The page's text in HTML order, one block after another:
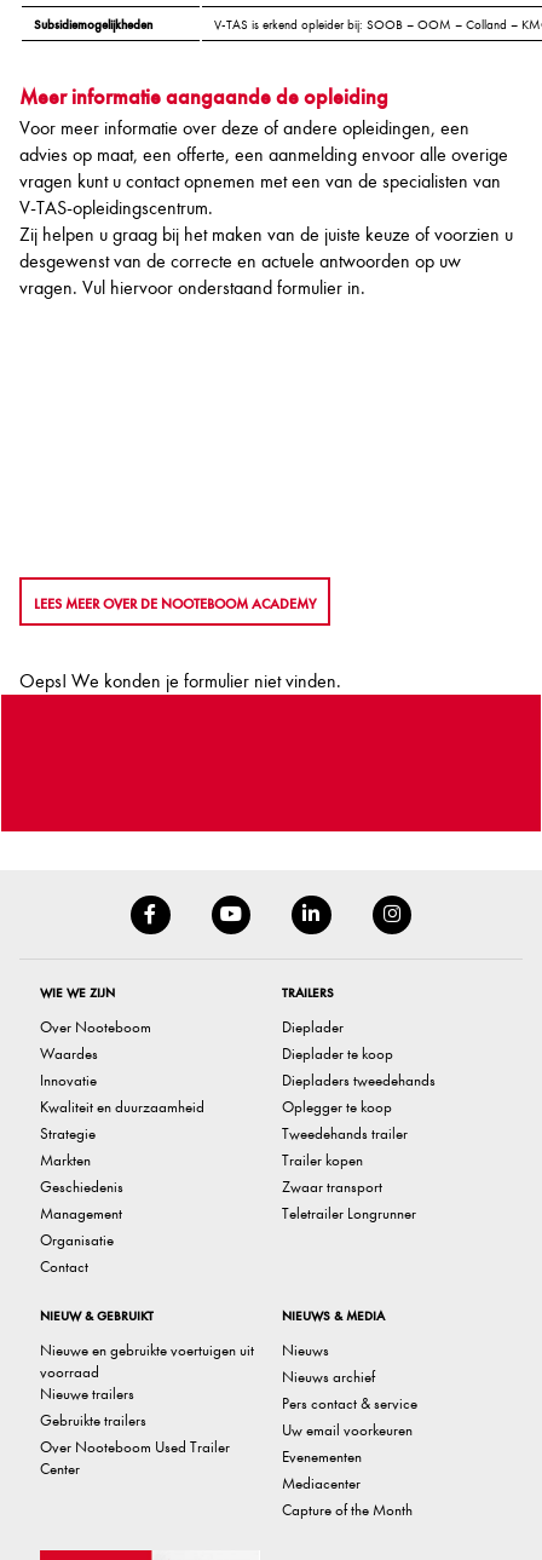
Subsidiemogelijkheden V-TAS is erkend opleider bij: SOOB – OOM – Colland –
Meer informatie aangaande de opleiding
Voor meer informatie over deze of andere opleidingen, een
advies op maat, een offerte, een aanmelding envoor alle overige
vragen kunt u contact opnemen met een van de specialisten van
V-TAS-opleidingscentrum.
Zij helpen u graag bij het maken van de juiste keuze of voorzien u
desgewenst van de correcte en actuele antwoorden op uw
vragen. Vul hiervoor onderstaand formulier in.
LEES MEER OVER DE NOOTEBOOM ACADEMY
Oeps! We konden je formulier niet vinden.
WIE WE ZIJN
Over Nooteboom
Waardes
Innovatie
Kwaliteit en duurzaamheid
Strategie
Markten
Geschiedenis
Management
Organisatie
Contact
TRAILERS
Dieplader
Dieplader te koop
Diepladers tweedehands
Oplegger te koop
Tweedehands trailer
Trailer kopen
Zwaar transport
Teletrailer Longrunner
NIEUW & GEBRUIKT
Nieuwe en gebruikte voertuigen uit
voorraad
Nieuwe trailers
Gebruikte trailers
Over Nooteboom Used Trailer
Center
NIEUWS & MEDIA
Nieuws
Nieuws archief
Pers contact & service
Uw email voorkeuren
Evenementen
Mediacenter
Capture of the Month